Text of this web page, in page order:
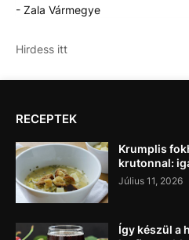
- Zala Vármegye
Hirdess itt
RECEPTEK
Krumplis
krutonnal:
Július 11, 2026
Így készül a